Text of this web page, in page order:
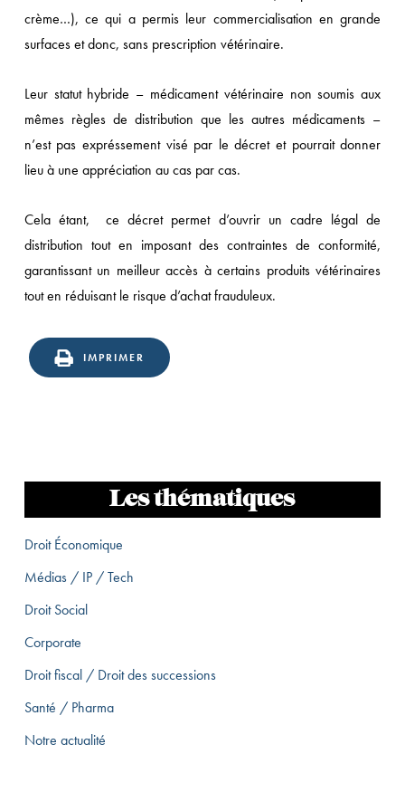
crème…), ce qui a permis leur commercialisation en grande
surfaces et donc, sans prescription vétérinaire.
Leur statut hybride – médicament vétérinaire non soumis aux
mêmes règles de distribution que les autres médicaments –
n’est pas expréssement visé par le décret et pourrait donner
lieu à une appréciation au cas par cas.
Cela étant, ce décret permet d’ouvrir un cadre légal de
distribution tout en imposant des contraintes de conformité,
garantissant un meilleur accès à certains produits vétérinaires
tout en réduisant le risque d’achat frauduleux.
IMPRIMER
Les thématiques
Droit Économique
Médias / IP / Tech
Droit Social
Corporate
Droit fiscal / Droit des successions
Santé / Pharma
Notre actualité